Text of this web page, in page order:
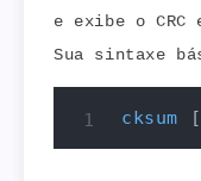
e exibe o CRC
Sua sintaxe
cksum [